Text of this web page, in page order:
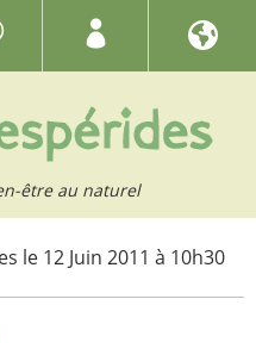
être au naturel
le 12 Juin 2011 à 10h30